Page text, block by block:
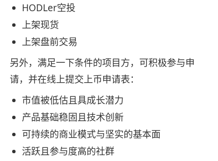
HODLer空投
上架现货
上架盘前交易
另外，满足一下条件的项目方，可积极参与申
请，并在线上提交上币申请表：
市值被低估且具成长潜力
产品基础稳固且技术创新
可持续的商业模式与坚实的基本面
活跃且参与度高的社群